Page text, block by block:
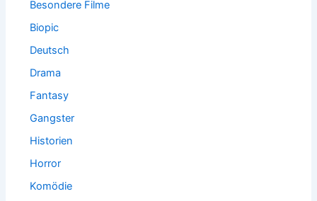
Besondere Filme
Biopic
Deutsch
Drama
Fantasy
Gangster
Historien
Horror
Komödie